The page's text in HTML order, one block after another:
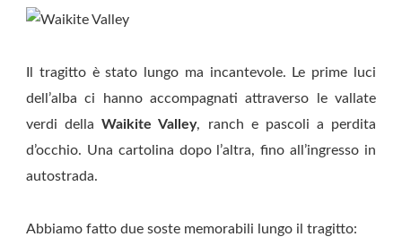
Il tragitto è stato lungo ma incantevole. Le prime luci
dell’alba ci hanno accompagnati attraverso le vallate
verdi dellaWaikite Valley, ranch e pascoli a perdita
d’occhio. Una cartolina dopo l’altra, fino all’ingresso in
autostrada.
Abbiamo fatto due soste memorabili lungo il tragitto: